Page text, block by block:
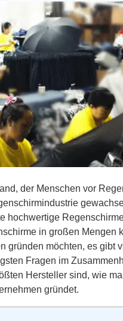
der Menschen vor
hochwertige
in großen Mengen
gründen möchten, es gibt
Fragen im
Hersteller sind, wie
gründet.